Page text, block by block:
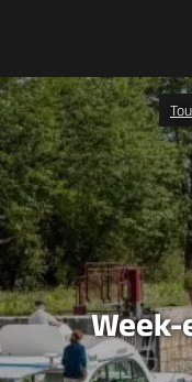
À voir, à faire
Agenda
Dormir, manger
Séjours, cadeaux
Week-